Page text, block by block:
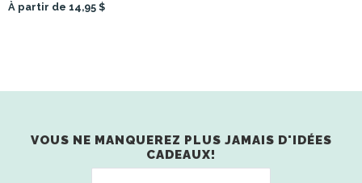
À partir de 14,95 $
VOUS NE MANQUEREZ PLUS JAMAIS D'IDÉES
CADEAUX!